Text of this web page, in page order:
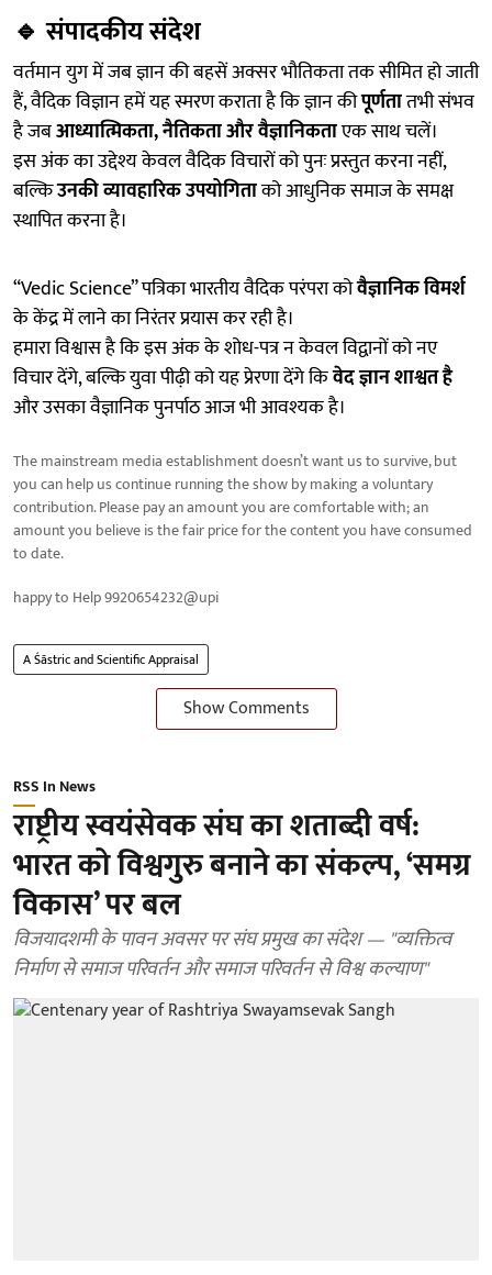
🔹संपादकीय संदेश
वर्तमान युग में जब ज्ञान की बहसें अक्सर भौतिकता तक सीमित हो जाती
हैं, वैदिक विज्ञान हमें यह स्मरण कराता है कि ज्ञान कीपूर्णतातभी संभव
है जबआध्यात्मिकता, नैतिकता और वैज्ञानिकताएक साथ चलें।
इस अंक का उद्देश्य केवल वैदिक विचारों को पुनः प्रस्तुत करना नहीं,
बल्किउनकी व्यावहारिक उपयोगिताको आधुनिक समाज के समक्ष
स्थापित करना है।
“Vedic Science” पत्रिका भारतीय वैदिक परंपरा कोवैज्ञानिक विमर्श
के केंद्र में लाने का निरंतर प्रयास कर रही है।
हमारा विश्वास है कि इस अंक के शोध-पत्र न केवल विद्वानों को नए
विचार देंगे, बल्कि युवा पीढ़ी को यह प्रेरणा देंगे किवेद ज्ञान शाश्वत है
और उसका वैज्ञानिक पुनर्पाठ आज भी आवश्यक है।
The mainstream media establishment doesn’t want us to survive, but
you can help us continue running the show by making a voluntary
contribution. Please pay an amount you are comfortable with; an
amount you believe is the fair price for the content you have consumed
to date.
happy to Help 9920654232@upi
A Śāstric and Scientific Appraisal
Show Comments
RSS In News
राष्ट्रीय स्वयंसेवक संघ का शताब्दी वर्ष:
भारत को विश्वगुरु बनाने का संकल्प, ‘समग्र
विकास’ पर बल
विजयादशमी के पावन अवसर पर संघ प्रमुख का संदेश — "व्यक्तित्व
निर्माण से समाज परिवर्तन और समाज परिवर्तन से विश्व कल्याण"